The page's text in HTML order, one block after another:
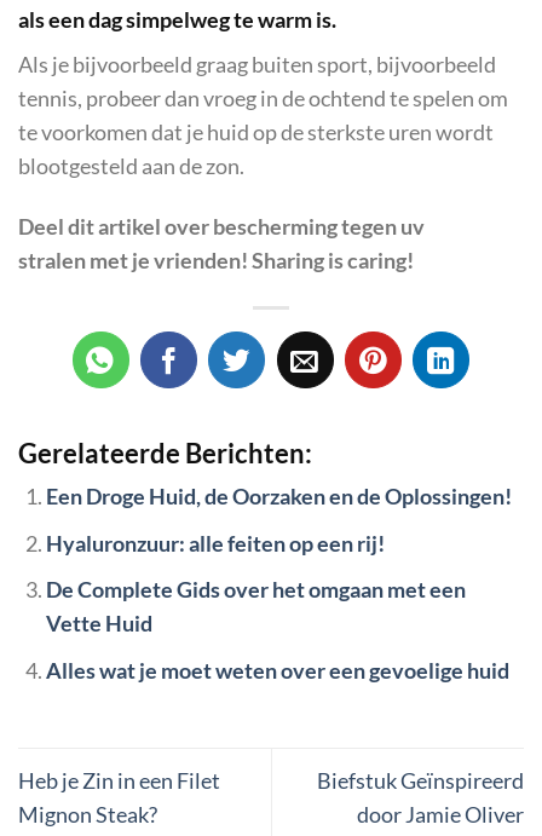
als een dag simpelweg te warm is.
Als je bijvoorbeeld graag buiten sport, bijvoorbeeld
tennis, probeer dan vroeg in de ochtend te spelen om
te voorkomen dat je huid op de sterkste uren wordt
blootgesteld aan de zon.
Deel dit artikel overbescherming tegen uv
stralenmet je vrienden! Sharing is caring!
Gerelateerde Berichten:
Een Droge Huid, de Oorzaken en de Oplossingen!
Hyaluronzuur: alle feiten op een rij!
De Complete Gids over het omgaan met een
Vette Huid
Alles wat je moet weten over een gevoelige huid
Heb je Zin in een Filet
Mignon Steak?
Biefstuk Geïnspireerd
door Jamie Oliver